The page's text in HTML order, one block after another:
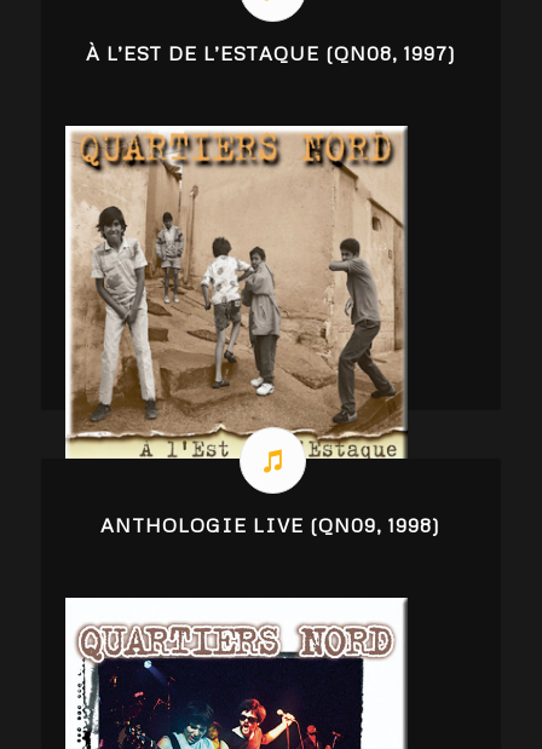
À L’EST DE L’ESTAQUE (QN08, 1997)
ANTHOLOGIE LIVE (QN09, 1998)